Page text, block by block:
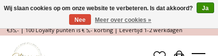
Magische Conceptstore, Edelstenen & Spirituele winkel | Gratis verzending >
€35,- | 100 Loyalty punten is € 5,- korting | Levertijd 1-2 werkdagen
Wij slaan cookies op om onze website te verbeteren. Is dat akkoord?
Ja
Nee
Meer over cookies »